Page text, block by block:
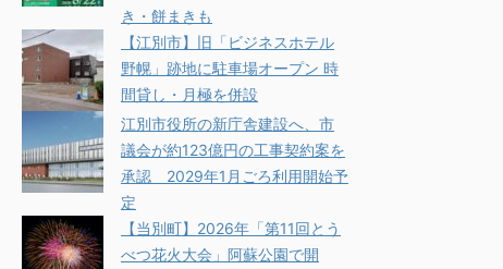
き・餅まきも
【江別市】旧「ビジネスホテル
野幌」跡地に駐車場オープン 時
間貸し・月極を併設
江別市役所の新庁舎建設へ、市
議会が約123億円の工事契約案を
承認 2029年1月ごろ利用開始予
定
【当別町】2026年「第11回とう
べつ花火大会」阿蘇公園で開